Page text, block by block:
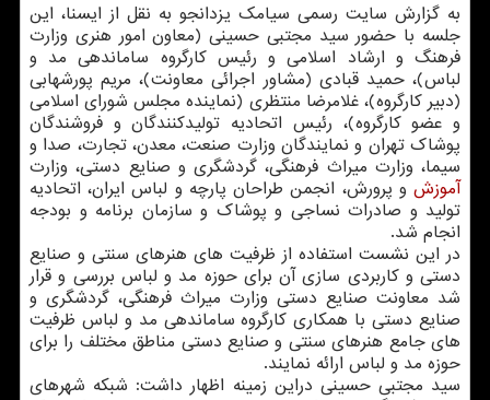
به گزارش سایت رسمی سیامک یزدانجو به نقل از ایسنا، این
جلسه با حضور سید مجتبی حسینی (معاون امور هنری وزارت
فرهنگ و ارشاد اسلامی و رئیس کارگروه ساماندهی مد و
لباس)، حمید قبادی (مشاور اجرائی معاونت)، مریم پورشهابی
(دبیر کارگروه)، غلامرضا منتظری (نماینده مجلس شورای اسلامی
و عضو کارگروه)، رئیس اتحادیه تولیدکنندگان و فروشندگان
پوشاک تهران و نمایندگان وزارت صنعت، معدن، تجارت، صدا و
سیما، وزارت میراث فرهنگی، گردشگری و صنایع دستی، وزارت
آموزش و پرورش، انجمن طراحان پارچه و لباس ایران، اتحادیه
تولید و صادرات نساجی و پوشاک و سازمان برنامه و بودجه
انجام شد.
در این نشست استفاده از ظرفیت های هنرهای سنتی و صنایع
دستی و کاربردی سازی آن برای حوزه مد و لباس بررسی و قرار
شد معاونت صنایع دستی وزارت میراث فرهنگی، گردشگری و
صنایع دستی با همکاری کارگروه ساماندهی مد و لباس ظرفیت
های جامع هنرهای سنتی و صنایع دستی مناطق مختلف را برای
حوزه مد و لباس ارائه نمایند.
سید مجتبی حسینی دراین زمینه اظهار داشت: شبکه شهرهای